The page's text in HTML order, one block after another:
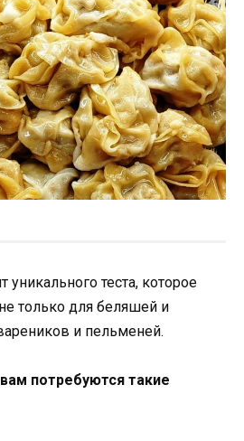
уникального теста, которое
только для беляшей и
и пельменей.
потребуются такие